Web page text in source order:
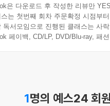
은 다운로드 후 작성한 리뷰만
스는 첫번째 회차 주문확정 시점부
독서모임으로 진행된 클래스는 사
페이백, CD/LP, DVD/Blu-ray, 패
1명의 예스24 회